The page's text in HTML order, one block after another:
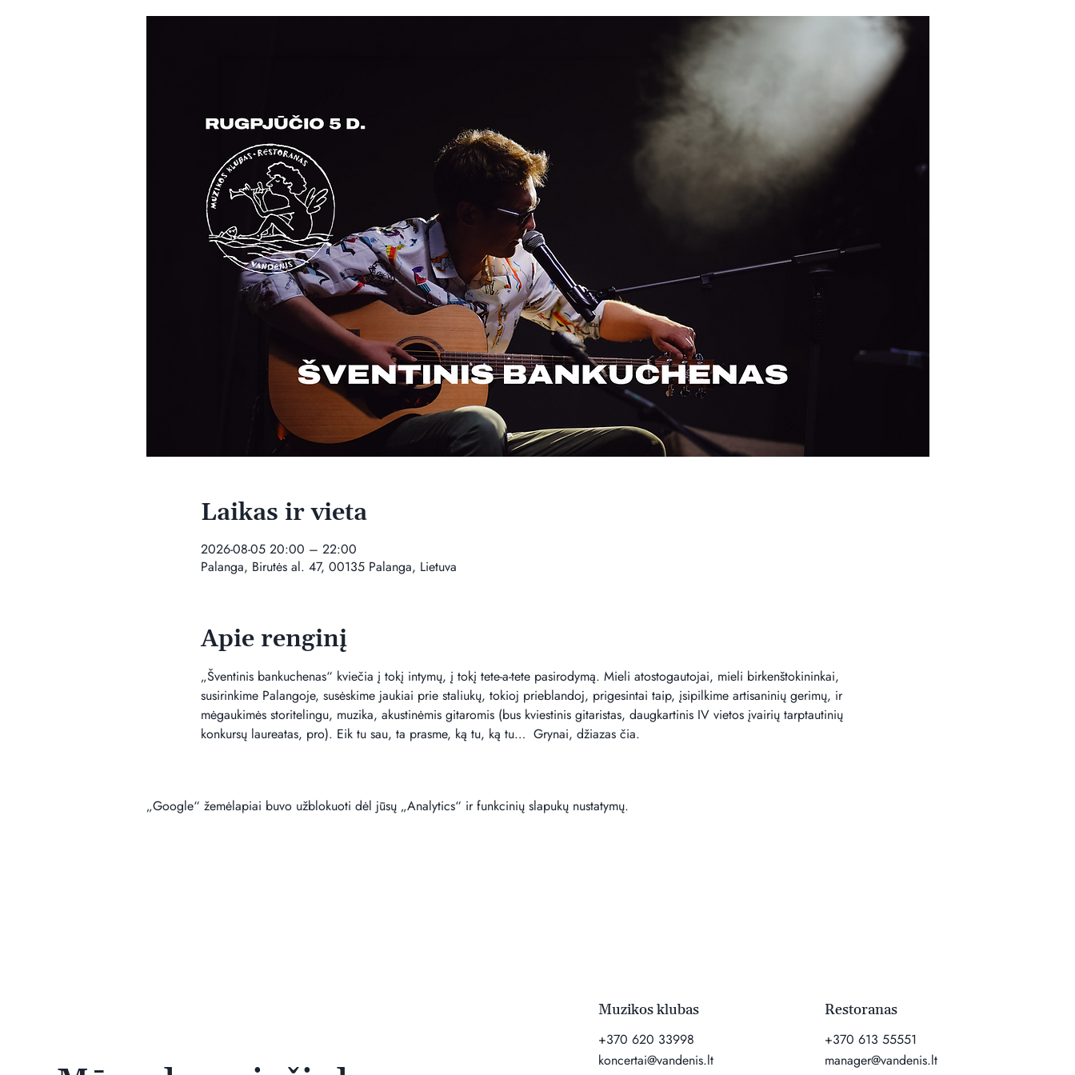
Laikas ir vieta
2026-08-05 20:00 – 22:00
Palanga, Birutės al. 47, 00135 Palanga, Lietuva
Apie renginį
„Šventinis bankuchenas“ kviečia į tokį intymų, į tokį tete-a-tete pasirodymą. Mieli atostogautojai, mieli birkenštokininkai,
susirinkime Palangoje, susėskime jaukiai prie staliukų, tokioj prieblandoj, prigesintai taip, įsipilkime artisaninių gerimų, ir
mėgaukimės storitelingu, muzika, akustinėmis gitaromis (bus kviestinis gitaristas, daugkartinis IV vietos įvairių tarptautinių
konkursų laureatas, pro). Eik tu sau, ta prasme, ką tu, ką tu…  Grynai, džiazas čia.
„Google“ žemėlapiai buvo užblokuoti dėl jūsų „Analytics“ ir funkcinių slapukų nustatymų.
Muzikos klubas
+370 620 33998
koncertai@vandenis.lt
Restoranas
+370 613 55551
manager@vandenis.lt